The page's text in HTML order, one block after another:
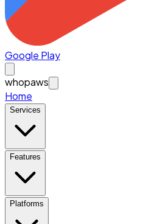
Google Play
whopaws
Home
Services
Features
Platforms